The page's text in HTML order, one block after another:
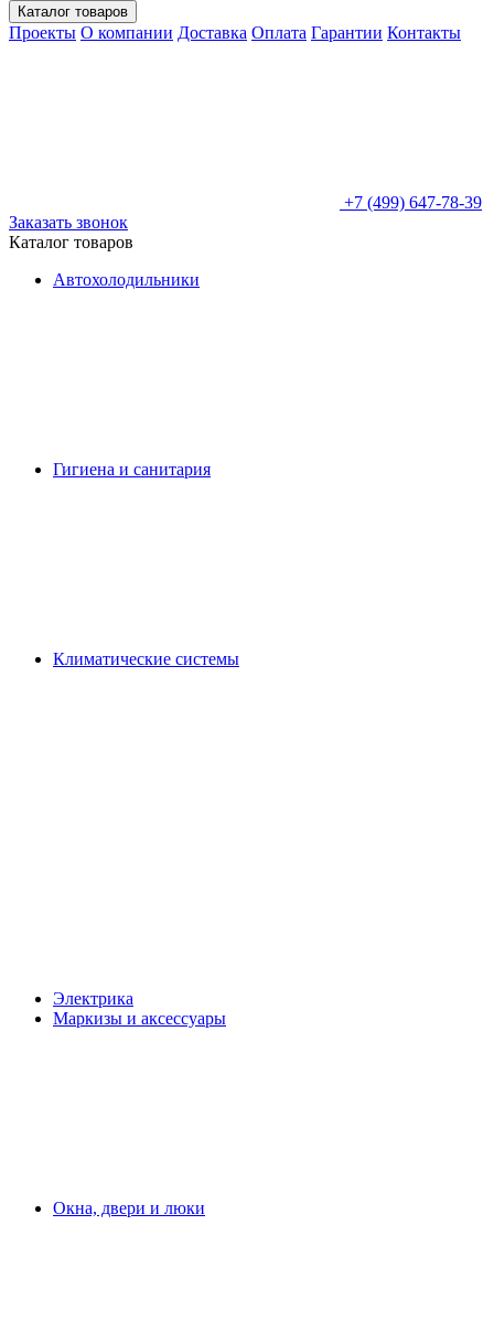
Каталог товаров
Проекты О компании Доставка Оплата Гарантии Контакты
+7 (499) 647-78-39
Заказать звонок
Каталог товаров
Автохолодильники
Гигиена и санитария
Климатические системы
Электрика
Маркизы и аксессуары
Окна, двери и люки